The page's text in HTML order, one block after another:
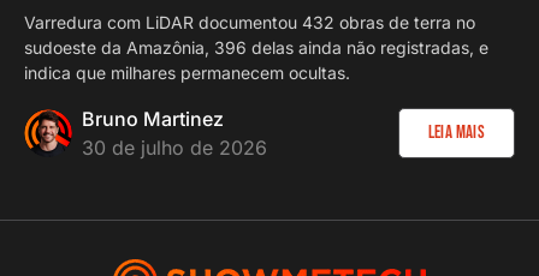
Varredura com LiDAR documentou 432 obras de terra no
sudoeste da Amazônia, 396 delas ainda não registradas, e
indica que milhares permanecem ocultas.
Bruno Martinez
30 de julho de 2026
Leia Mais